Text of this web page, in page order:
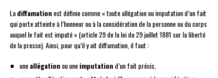
Ladiffamation est définie comme « toute allégation ou imputation d’un fait
qui porte atteinte à l’honneur ou à la considération de la personne ou du corps
auquel le fait est imputé » (article 29 de la loi du 29 juillet 1881 sur la liberté
de la presse). Ainsi, pour qu’il y ait diffamation, il faut :
uneallégation ou uneimputation d’un fait précis,